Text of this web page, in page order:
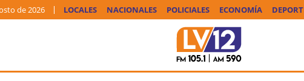
de 2026 LOCALES NACIONALES POLICIALES ECONOMÍA